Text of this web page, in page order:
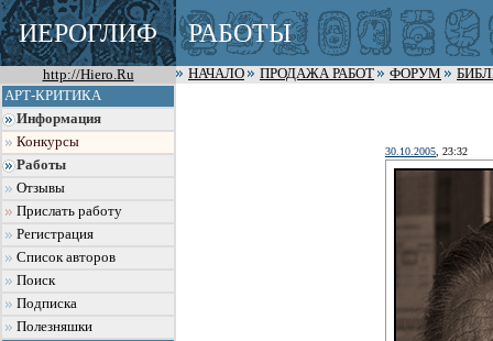
ИЕРОГЛИФ РАБОТЫ
http://Hiero.Ru НАЧАЛО ПРОДАЖА РАБОТ ФОРУМ
АРТ-КРИТИКА
Информация
Конкурсы
Работы
Отзывы
Прислать работу
Регистрация
Список авторов
Поиск
Подписка
Полезняшки
30.10.2005 , 23:32